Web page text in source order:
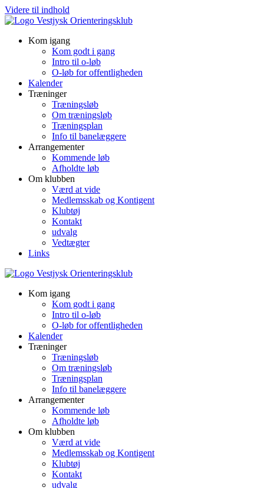
Videre til indhold
Kom igang
Kom godt i gang
Intro til o-løb
O-løb for offentligheden
Kalender
Træninger
Træningsløb
Om træningsløb
Træningsplan
Info til banelæggere
Arrangementer
Kommende løb
Afholdte løb
Om klubben
Værd at vide
Medlemsskab og Kontigent
Klubtøj
Kontakt
udvalg
Vedtægter
Links
Kom igang
Kom godt i gang
Intro til o-løb
O-løb for offentligheden
Kalender
Træninger
Træningsløb
Om træningsløb
Træningsplan
Info til banelæggere
Arrangementer
Kommende løb
Afholdte løb
Om klubben
Værd at vide
Medlemsskab og Kontigent
Klubtøj
Kontakt
udvalg